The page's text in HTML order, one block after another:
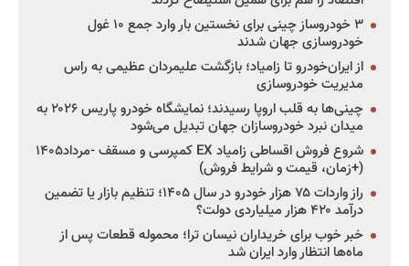
۳ خودروساز چینی برای نخستین بار وارد جمع ۱۰ غول
خودروسازی جهان شدند
از ایران‌خودرو تا زامیاد؛ بازگشت علیمردان عظیمی به راس
مدیریت خودروسازی
چینی‌ها به قلب اروپا رسیدند؛ نمایشگاه خودرو پاریس ۲۰۲۶ به
میدان نبرد خودروسازان جهان تبدیل می‌شود
شروع فروش اقساطی زامیاد EX کمپرسی و مسقف -مرداد۱۴۰۵
(+زمان، قیمت و شرایط فروش)
راز واردات ۷۵ هزار خودرو در سال ۱۴۰۵؛ تنظیم بازار یا تضمین
درآمد ۴۲۰ هزار میلیاردی دولت؟
خبر خوب برای خریداران نیسان ترا؛ محموله قطعات پس از
ماه‌ها انتظار وارد ایران شد